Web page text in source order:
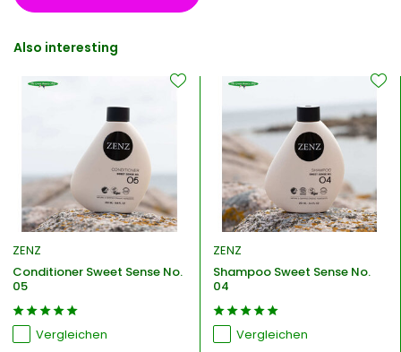
Also interesting
ZENZ
Conditioner Sweet Sense No.
05
Vergleichen
ZENZ
Shampoo Sweet Sense No.
04
Vergleichen